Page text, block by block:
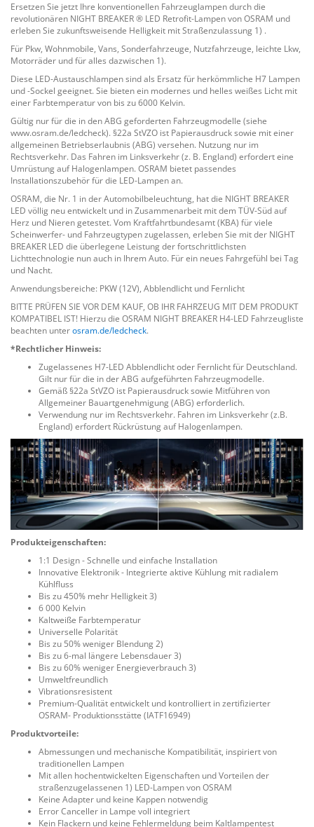
Ersetzen Sie jetzt Ihre konventionellen Fahrzeuglampen durch die
revolutionären NIGHT BREAKER ® LED Retrofit-Lampen von OSRAM und
erleben Sie zukunftsweisende Helligkeit mit Straßenzulassung 1) .
Für Pkw, Wohnmobile, Vans, Sonderfahrzeuge, Nutzfahrzeuge, leichte Lkw,
Motorräder und für alles dazwischen 1).
Diese LED-Austauschlampen sind als Ersatz für herkömmliche H7 Lampen
und -Sockel geeignet. Sie bieten ein modernes und helles weißes Licht mit
einer Farbtemperatur von bis zu 6000 Kelvin.
Gültig nur für die in den ABG geforderten Fahrzeugmodelle (siehe
www.osram.de/ledcheck). §22a StVZO ist Papierausdruck sowie mit einer
allgemeinen Betriebserlaubnis (ABG) versehen. Nutzung nur im
Rechtsverkehr. Das Fahren im Linksverkehr (z. B. England) erfordert eine
Umrüstung auf Halogenlampen. OSRAM bietet passendes
Installationszubehör für die LED-Lampen an.
OSRAM, die Nr. 1 in der Automobilbeleuchtung, hat die NIGHT BREAKER
LED völlig neu entwickelt und in Zusammenarbeit mit dem TÜV-Süd auf
Herz und Nieren getestet. Vom Kraftfahrtbundesamt (KBA) für viele
Scheinwerfer- und Fahrzeugtypen zugelassen, erleben Sie mit der NIGHT
BREAKER LED die überlegene Leistung der fortschrittlichsten
Lichttechnologie nun auch in Ihrem Auto. Für ein neues Fahrgefühl bei Tag
und Nacht.
Anwendungsbereiche: PKW (12V), Abblendlicht und Fernlicht
BITTE PRÜFEN SIE VOR DEM KAUF, OB IHR FAHRZEUG MIT DEM PRODUKT
KOMPATIBEL IST! Hierzu die OSRAM NIGHT BREAKER H4-LED Fahrzeugliste
beachten unterosram.de/ledcheck.
*Rechtlicher Hinweis:
Zugelassenes H7-LED Abblendlicht oder Fernlicht für Deutschland.
Gilt nur für die in der ABG aufgeführten Fahrzeugmodelle.
Gemäß §22a StVZO ist Papierausdruck sowie Mitführen von
Allgemeiner Bauartgenehmigung (ABG) erforderlich.
Verwendung nur im Rechtsverkehr. Fahren im Linksverkehr (z.B.
England) erfordert Rückrüstung auf Halogenlampen.
Produkteigenschaften:
1:1 Design - Schnelle und einfache Installation
Innovative Elektronik - Integrierte aktive Kühlung mit radialem
Kühlfluss
Bis zu 450% mehr Helligkeit 3)
6 000 Kelvin
Kaltweiße Farbtemperatur
Universelle Polarität
Bis zu 50% weniger Blendung 2)
Bis zu 6-mal längere Lebensdauer 3)
Bis zu 60% weniger Energieverbrauch 3)
Umweltfreundlich
Vibrationsresistent
Premium-Qualität entwickelt und kontrolliert in zertifizierter
OSRAM- Produktionsstätte (IATF16949)
Produktvorteile:
Abmessungen und mechanische Kompatibilität, inspiriert von
traditionellen Lampen
Mit allen hochentwickelten Eigenschaften und Vorteilen der
straßenzugelassenen 1) LED-Lampen von OSRAM
Keine Adapter und keine Kappen notwendig
Error Canceller in Lampe voll integriert
Kein Flackern und keine Fehlermeldung beim Kaltlampentest